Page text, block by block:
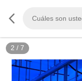
3 / 7